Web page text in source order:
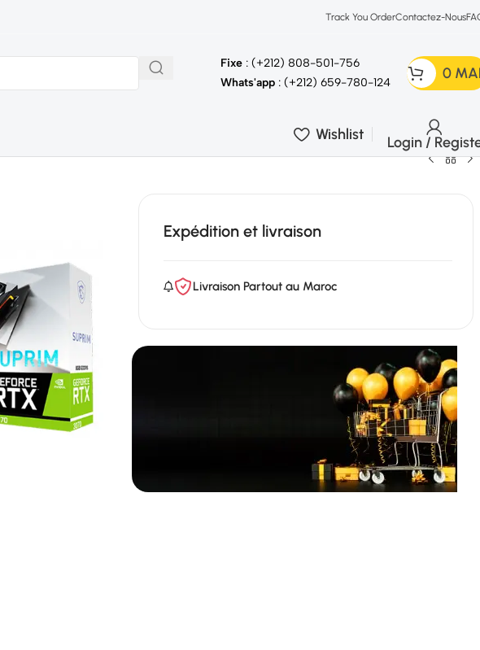
Track You OrderContactez-Nous
Fixe : (+212) 808-501-756
Whats'app : (+212) 659-780-124
0
Wishlist Login /
Expédition et livraison
Livraison Partout au Maroc